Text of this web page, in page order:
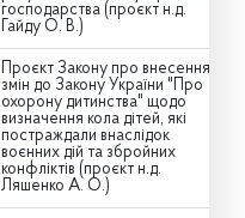
господарства (проєкт н.д.
Гайду О. В.)
Проєкт Закону про внесення
змін до Закону України "Про
охорону дитинства" щодо
визначення кола дітей, які
постраждали внаслідок
воєнних дій та збройних
конфліктів (проєкт н.д.
Ляшенко А. О.)